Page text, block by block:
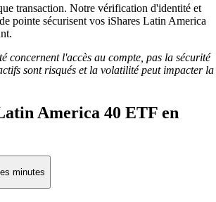
transaction. Notre vérification d'identité et
pointe sécurisent vos iShares Latin America
concernent l'accès au compte, pas la sécurité
sont risqués et la volatilité peut impacter la
America 40 ETF en
minutes